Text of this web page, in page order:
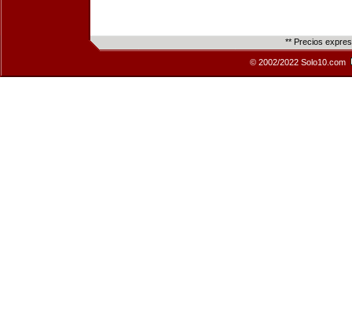
** Precios
© 2002/2022 Solo10.com